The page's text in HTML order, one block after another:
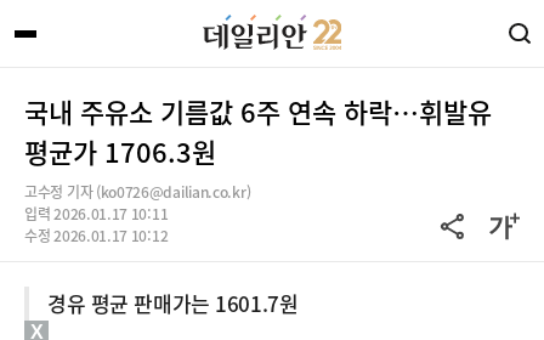
국내 주유소 기름값 6주 연속 하락…휘발유
평균가 1706.3원
고수정 기자 (ko0726@dailian.co.kr)
입력 2026.01.17 10:11
수정 2026.01.17 10:12
경유 평균 판매가는 1601.7원
X